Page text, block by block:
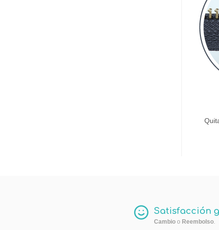
Satisfacción
Cambioo Reembolso.